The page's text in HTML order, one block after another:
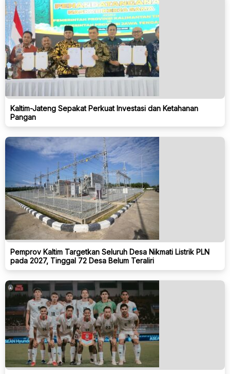
Kaltim-Jateng Sepakat Perkuat Investasi dan Ketahanan
Pangan
Pemprov Kaltim Targetkan Seluruh Desa Nikmati Listrik PLN
pada 2027, Tinggal 72 Desa Belum Teraliri